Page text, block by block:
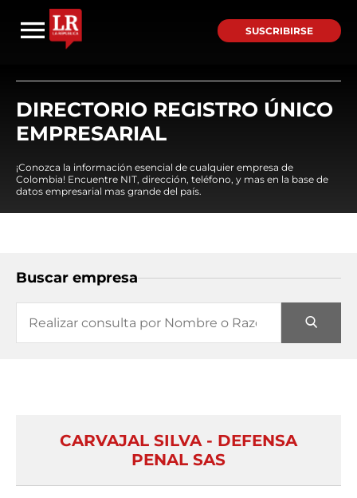
SUSCRIBIRSE
DIRECTORIO REGISTRO ÚNICO
EMPRESARIAL
¡Conozca la información esencial de cualquier empresa de
Colombia! Encuentre NIT, dirección, teléfono, y mas en la base de
datos empresarial mas grande del país.
Buscar empresa
CARVAJAL SILVA - DEFENSA
PENAL SAS